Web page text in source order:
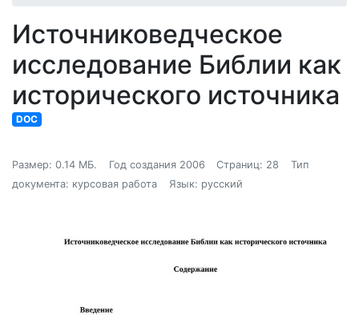
Источниковедческое
исследование Библии как
исторического источника
DOC
Размер: 0.14 МБ. Год создания 2006 Страниц: 28
Тип
документа: курсовая работа
Язык: русский